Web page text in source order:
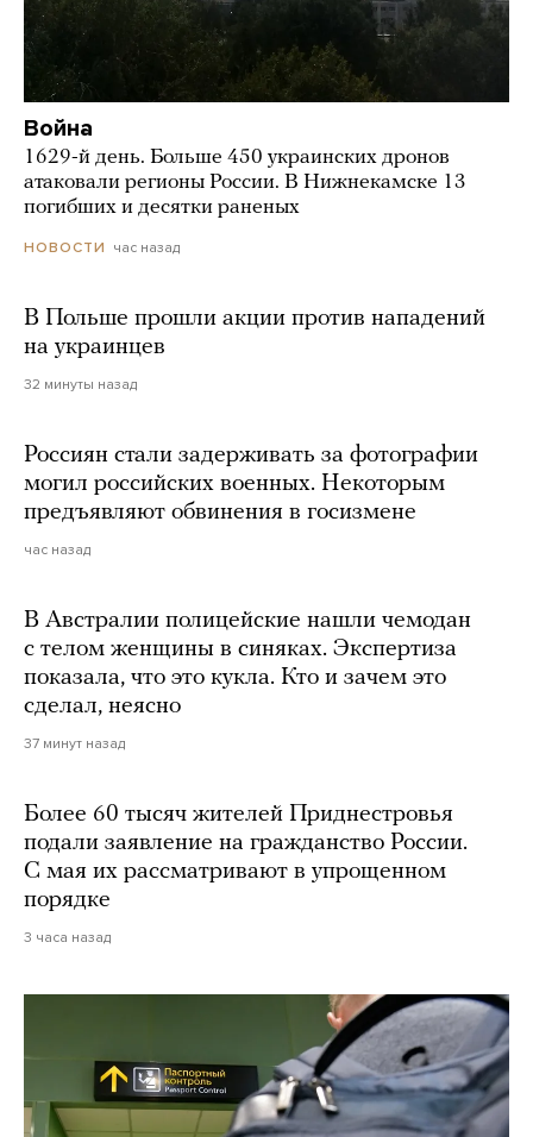
Война
1629-й день. Больше 450 украинских дронов
атаковали регионы России. В Нижнекамске 13
погибших и десятки раненых
НОВОСТИ час назад
В Польше прошли акции против нападений
на украинцев
32 минуты назад
Россиян стали задерживать за фотографии
могил российских военных. Некоторым
предъявляют обвинения в госизмене
час назад
В Австралии полицейские нашли чемодан
с телом женщины в синяках. Экспертиза
показала, что это кукла. Кто и зачем это
сделал, неясно
37 минут назад
Более 60 тысяч жителей Приднестровья
подали заявление на гражданство России.
С мая их рассматривают в упрощенном
порядке
3 часа назад